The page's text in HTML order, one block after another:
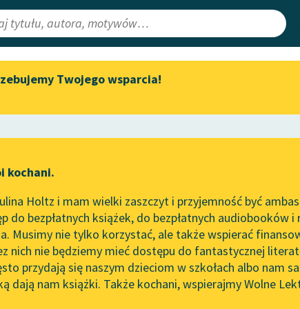
Lektury
redakcyjne
Aktualności
Spotkanie z Katarzyną Tunkiel
do słuchania na Wolnych
Lekturach
Nowy audiobook – „Marzenie
o Oriencie” Sophie Elkan
Kolekcja Nadwyraz.com x
Wolne Lektury – idealna na
Mapa
Leśmianator
API
OAI-PMH
Widget
Twojego wsparcia!
kochani.
Holtz i mam wielki zaszczyt i przyjemność być
do bezpłatnych książek, do bezpłatnych audiobooków
Musimy nie tylko korzystać, ale także wspierać
nich nie będziemy mieć dostępu do fantastycznej
przydają się naszym dzieciom w szkołach albo nam
dają nam książki. Także kochani, wspierajmy Wolne
Emilio Salgari✖ Epika✖